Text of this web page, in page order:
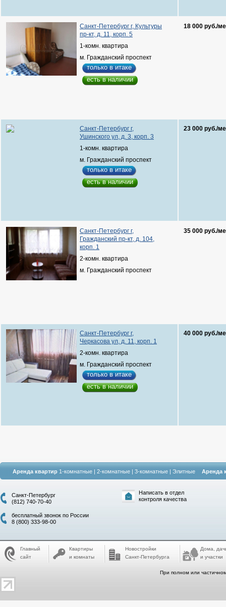
Санкт-Петербург г, Культуры
пр-кт, д. 11, корп. 5
1-комн. квартира
м. Гражданский проспект
только в итаке
есть в наличии
18 000 руб./
Санкт-Петербург г,
Ушинского ул, д. 3, корп. 3
1-комн. квартира
м. Гражданский проспект
только в итаке
есть в наличии
23 000 руб./
Санкт-Петербург г,
Гражданский пр-кт, д. 104,
корп. 1
2-комн. квартира
м. Гражданский проспект
35 000 руб./
Санкт-Петербург г,
Черкасова ул, д. 11, корп. 1
2-комн. квартира
м. Гражданский проспект
только в итаке
есть в наличии
40 000 руб./
Аренда квартир 1-комнатные | 2-комнатные | 3-комнатные | Элитные Аренда
Санкт-Петербург
(812) 740-70-40
бесплатный звонок по России
8 (800) 333-98-00
Написать в отдел
контроля качества
Главный
сайт
Квартиры
и комнаты
Новостройки
Санкт-Петербурга
Дома,
и участки
При полном или